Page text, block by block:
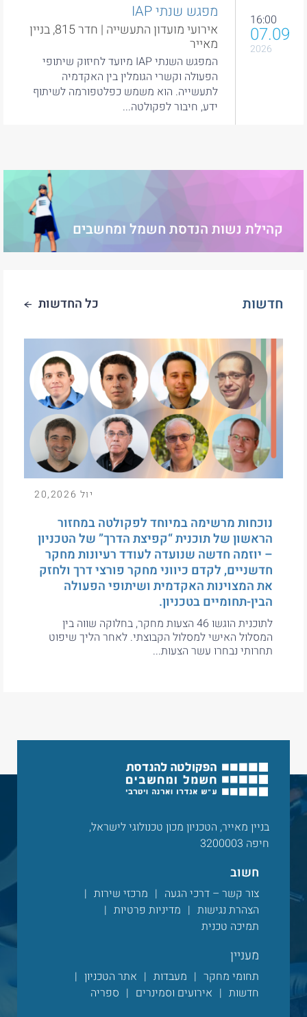
קהילת נשות הנדסת חשמל ומחשבים
חדשות כל החדשות
נוכחות מרשימה במיוחד לפקולטה במחזור
הראשון של תוכנית “קפיצת הדרך” של הטכניון
– יוזמה חדשה שנועדה לעודד רעיונות מחקר
חדשניים, לקדם כיווני מחקר פורצי דרך ולחזק
את המצוינות האקדמית ושיתופי הפעולה
הבין-תחומיים בטכניון.
לתוכנית הוגשו 46 הצעות מחקר, בחלוקה שווה בין
המסלול האישי למסלול הקבוצתי. לאחר הליך שיפוט
תחרותי נבחרו עשר הצעות...
16:00
07.09
2026
מפגש שנתי IAP
אירועי מועדון התעשייה | חדר 815, בניין
מאייר
המפגש השנתי IAP מיועד לחיזוק שיתופי
הפעולה וקשרי הגומלין בין האקדמיה
לתעשייה. הוא משמש כפלטפורמה לשיתוף
ידע, חיבור לפקולטה...
בניין מאייר, הטכניון מכון טכנולוגי לישראל,
חיפה 3200003
חשוב
צור קשר – דרכי הגעה
מרכזי שירות
הצהרת נגישות
מדיניות פרטיות
תמיכה טכנית
מעניין
תחומי מחקר מעבדות
אתר הטכניון
חדשות
אירועים וסמינרים ספריה